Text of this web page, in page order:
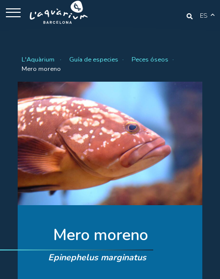
ES
L'Aquàrium Guía de especies
Peces óseos
Mero moreno
Mero moreno
Epinephelus marginatus